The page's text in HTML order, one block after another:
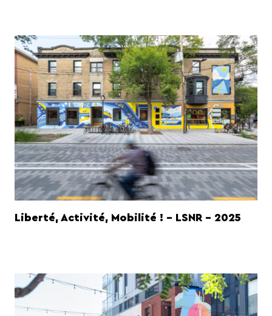
Liberté, Activité, Mobilité ! - LSNR - 2025